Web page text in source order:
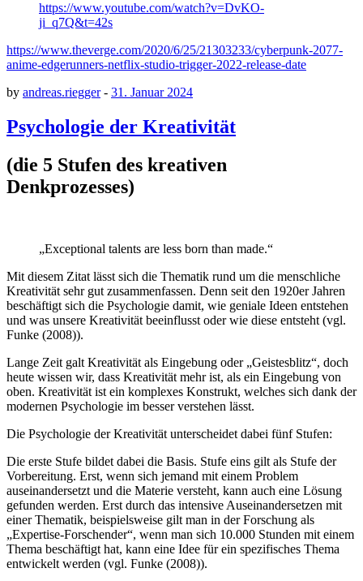
https://www.youtube.com/watch?v=DvKO-
ji_q7Q&t=42s
https://www.theverge.com/2020/6/25/21303233/cyberpunk-2077-
anime-edgerunners-netflix-studio-trigger-2022-release-date
by andreas.riegger- 31. Januar 2024
Psychologie der Kreativität
(die 5 Stufen des kreativen
Denkprozesses)
„Exceptional talents are less born than made.“
Mit diesem Zitat lässt sich die Thematik rund um die menschliche
Kreativität sehr gut zusammenfassen. Denn seit den 1920er Jahren
beschäftigt sich die Psychologie damit, wie geniale Ideen entstehen
und was unsere Kreativität beeinflusst oder wie diese entsteht (vgl.
Funke (2008)).
Lange Zeit galt Kreativität als Eingebung oder „Geistesblitz“, doch
heute wissen wir, dass Kreativität mehr ist, als ein Eingebung von
oben. Kreativität ist ein komplexes Konstrukt, welches sich dank der
modernen Psychologie im besser verstehen lässt.
Die Psychologie der Kreativität unterscheidet dabei fünf Stufen:
Die erste Stufe bildet dabei die Basis. Stufe eins gilt als Stufe der
Vorbereitung. Erst, wenn sich jemand mit einem Problem
auseinandersetzt und die Materie versteht, kann auch eine Lösung
gefunden werden. Erst durch das intensive Auseinandersetzen mit
einer Thematik, beispielsweise gilt man in der Forschung als
„Expertise-Forschender“, wenn man sich 10.000 Stunden mit einem
Thema beschäftigt hat, kann eine Idee für ein spezifisches Thema
entwickelt werden (vgl. Funke (2008)).